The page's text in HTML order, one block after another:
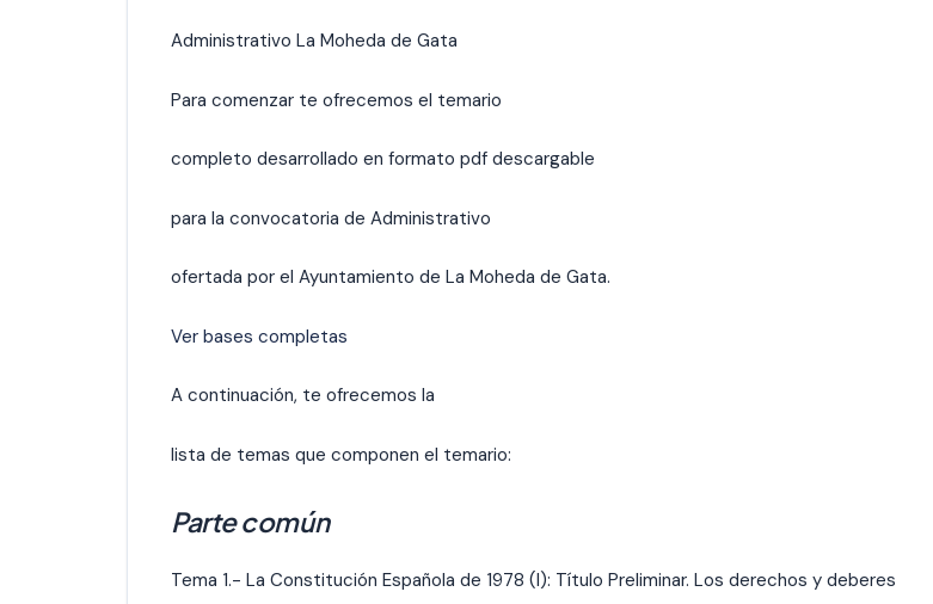
Administrativo La Moheda de Gata
Para comenzar te ofrecemos el temario
completo desarrollado en formato pdf descargable
para la convocatoria de Administrativo
ofertada por el Ayuntamiento de La Moheda de Gata.
Ver bases completas
A continuación, te ofrecemos la
lista de temas que componen el temario:
Parte común
Tema 1.- La Constitución Española de 1978 (I): Título Preliminar. Los derechos y deberes